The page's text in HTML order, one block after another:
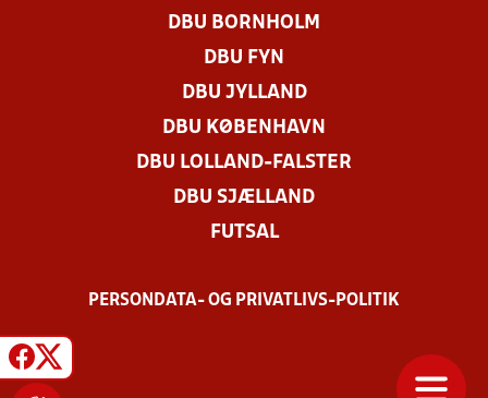
DBU BORNHOLM
DBU FYN
DBU JYLLAND
DBU KØBENHAVN
DBU LOLLAND-FALSTER
DBU SJÆLLAND
FUTSAL
PERSONDATA- OG PRIVATLIVS-POLITIK